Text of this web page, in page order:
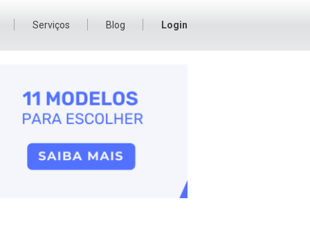
Serviços Blog Login